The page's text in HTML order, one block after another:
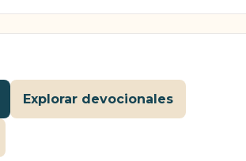
Explorar devocionales